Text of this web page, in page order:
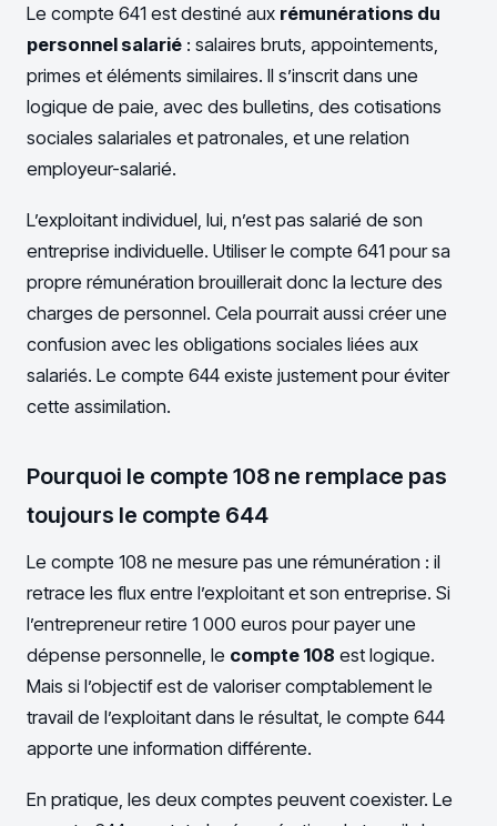
Le compte 641 est destiné aux rémunérations du
personnel salarié : salaires bruts, appointements,
primes et éléments similaires. Il s’inscrit dans une
logique de paie, avec des bulletins, des cotisations
sociales salariales et patronales, et une relation
employeur-salarié.
L’exploitant individuel, lui, n’est pas salarié de son
entreprise individuelle. Utiliser le compte 641 pour sa
propre rémunération brouillerait donc la lecture des
charges de personnel. Cela pourrait aussi créer une
confusion avec les obligations sociales liées aux
salariés. Le compte 644 existe justement pour éviter
cette assimilation.
Pourquoi le compte 108 ne remplace pas
toujours le compte 644
Le compte 108 ne mesure pas une rémunération : il
retrace les flux entre l’exploitant et son entreprise. Si
l’entrepreneur retire 1 000 euros pour payer une
dépense personnelle, le compte 108 est logique.
Mais si l’objectif est de valoriser comptablement le
travail de l’exploitant dans le résultat, le compte 644
apporte une information différente.
En pratique, les deux comptes peuvent coexister. Le